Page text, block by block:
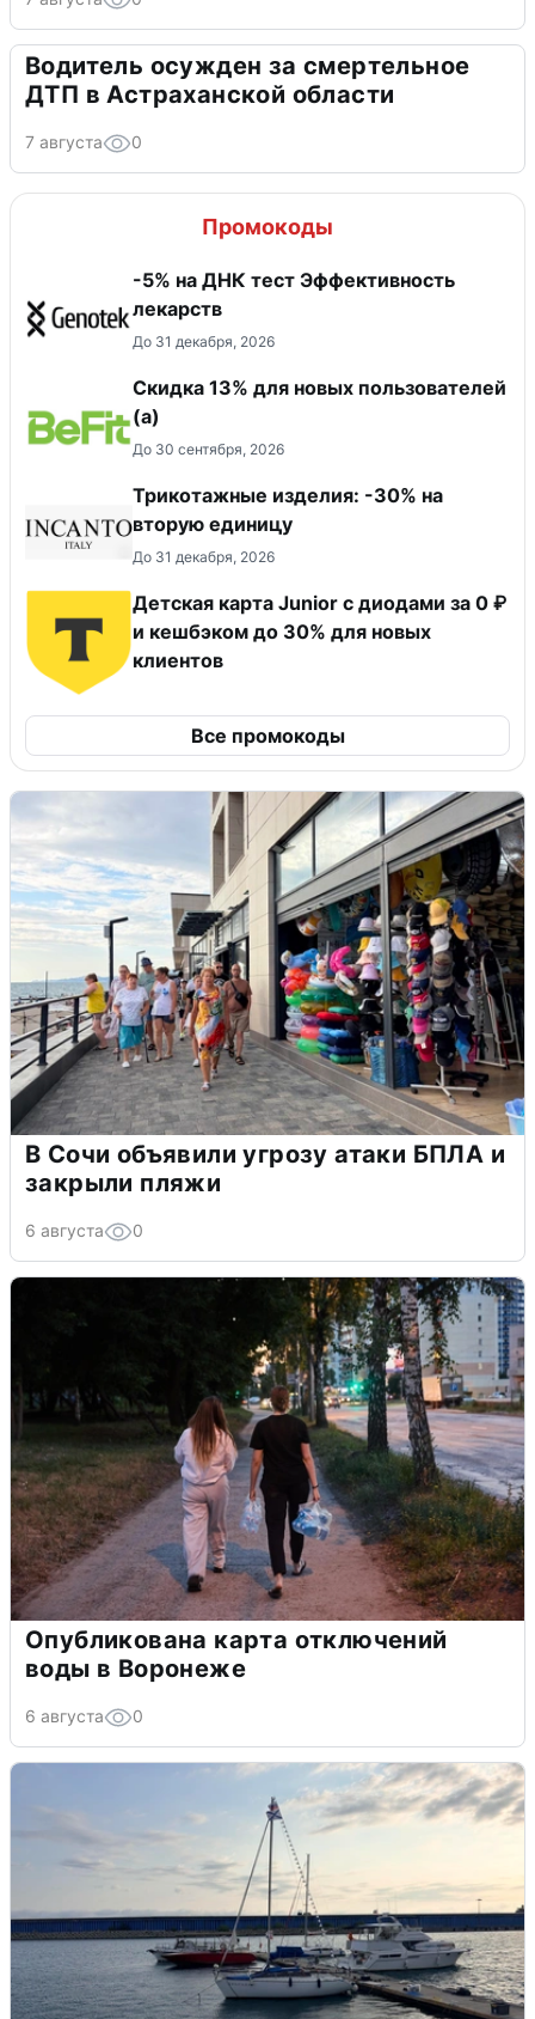
Водитель осужден за смертельное
ДТП в Астраханской области
7 августа 0
Промокоды
-5% на ДНК тест Эффективность
лекарств
До 31 декабря, 2026
Скидка 13% для новых пользователей
(а)
До 30 сентября, 2026
Трикотажные изделия: -30% на
вторую единицу
До 31 декабря, 2026
Детская карта Junior с диодами за 0 ₽
и кешбэком до 30% для новых
клиентов
Все промокоды
В Сочи объявили угрозу атаки БПЛА и
закрыли пляжи
6 августа 0
Опубликована карта отключений
воды в Воронеже
6 августа 0